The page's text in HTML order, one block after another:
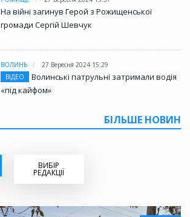
На війні загинув Герой з Рожищенської
громади Сергій Шевчук
ВОЛИНЬ
27 Вересня 2024 15:29
ВІДЕО
Волинські патрульні затримали водія
«під кайфом»
БІЛЬШЕ НОВИН
ВИБІР
РЕДАКЦІЇ